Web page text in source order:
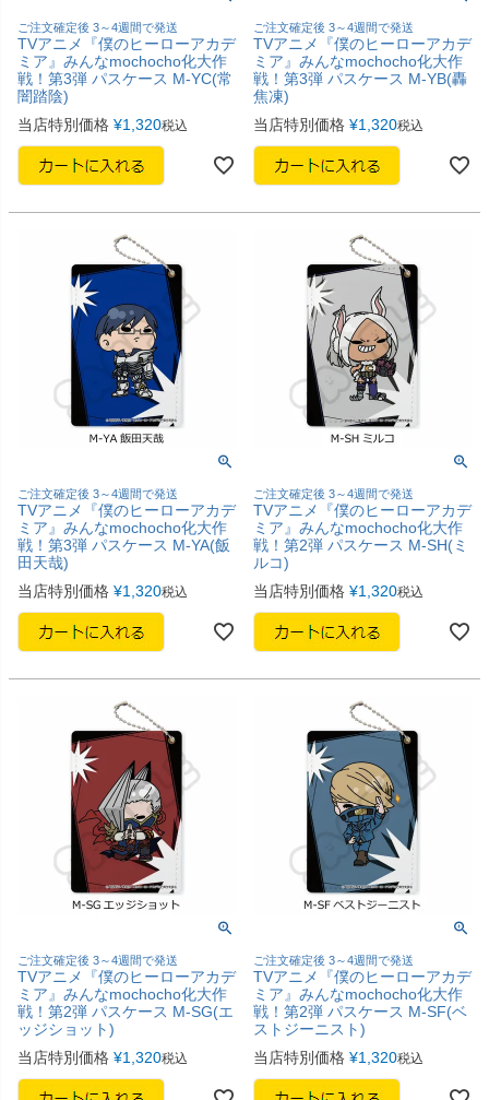
ご注文確定後 3～4週間で発送
TVアニメ『僕のヒーローアカデ
ミア』みんなmochocho化大作
戦！第3弾 パスケース M-YC(常
闇踏陰)
当店特別価格 ¥1,320税込
ご注文確定後 3～4週間で発送
TVアニメ『僕のヒーローアカデ
ミア』みんなmochocho化大作
戦！第3弾 パスケース M-YB(轟
焦凍)
当店特別価格 ¥1,320税込
ご注文確定後 3～4週間で発送
TVアニメ『僕のヒーローアカデ
ミア』みんなmochocho化大作
戦！第3弾 パスケース M-YA(飯
田天哉)
当店特別価格 ¥1,320税込
ご注文確定後 3～4週間で発送
TVアニメ『僕のヒーローアカデ
ミア』みんなmochocho化大作
戦！第2弾 パスケース M-SH(ミ
ルコ)
当店特別価格 ¥1,320税込
ご注文確定後 3～4週間で発送
TVアニメ『僕のヒーローアカデ
ミア』みんなmochocho化大作
戦！第2弾 パスケース M-SG(エ
ッジショット)
当店特別価格 ¥1,320税込
ご注文確定後 3～4週間で発送
TVアニメ『僕のヒーローアカデ
ミア』みんなmochocho化大作
戦！第2弾 パスケース M-SF(ベ
ストジーニスト)
当店特別価格 ¥1,320税込